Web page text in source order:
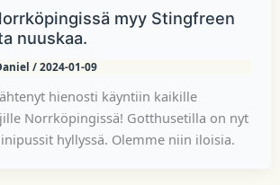
myy Stingfreen
nuuskaa.
/2024-01-09
hienosti käyntiin kaikille
Norrköpingissä! Gotthusetilla on nyt
hyllyssä. Olemme niin iloisia.